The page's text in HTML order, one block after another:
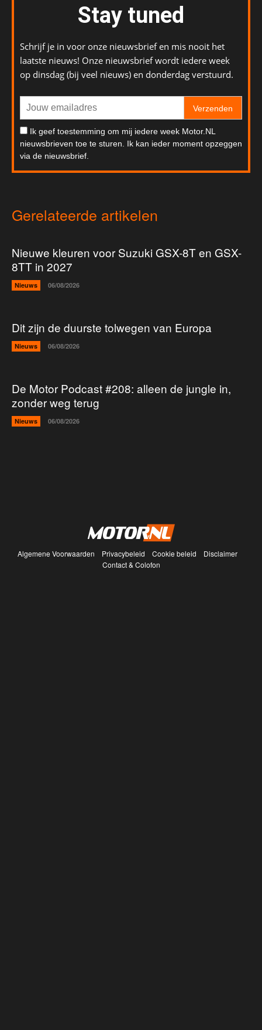
Stay tuned
Schrijf je in voor onze nieuwsbrief en mis nooit het
laatste nieuws! Onze nieuwsbrief wordt iedere week
op dinsdag (bij veel nieuws) en donderdag verstuurd.
Verzenden
Ik geef toestemming om mij iedere week Motor.NL
nieuwsbrieven toe te sturen. Ik kan ieder moment opzeggen
via de nieuwsbrief.
Gerelateerde artikelen
Nieuwe kleuren voor Suzuki GSX-8T en GSX-
8TT in 2027
Nieuws 06/08/2026
Dit zijn de duurste tolwegen van Europa
Nieuws 06/08/2026
De Motor Podcast #208: alleen de jungle in,
zonder weg terug
Nieuws 06/08/2026
Algemene Voorwaarden Privacybeleid Cookie beleid
Disclaimer
Contact & Colofon